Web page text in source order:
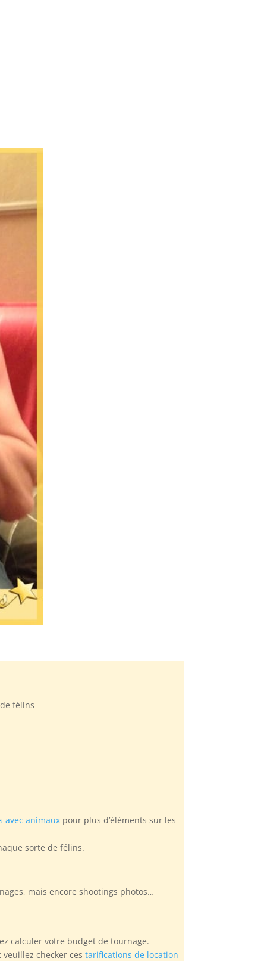
félins
avec animaux pour plus d’éléments sur les
sorte de félins.
mais encore shootings photos…
calculer votre budget de tournage.
veuillez checker cestarifications de location